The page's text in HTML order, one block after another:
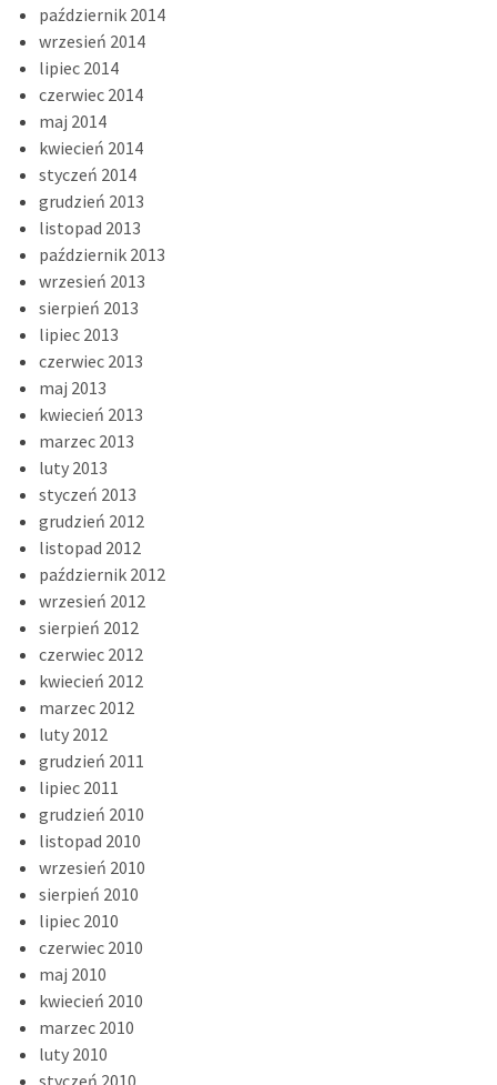
październik 2014
wrzesień 2014
lipiec 2014
czerwiec 2014
maj 2014
kwiecień 2014
styczeń 2014
grudzień 2013
listopad 2013
październik 2013
wrzesień 2013
sierpień 2013
lipiec 2013
czerwiec 2013
maj 2013
kwiecień 2013
marzec 2013
luty 2013
styczeń 2013
grudzień 2012
listopad 2012
październik 2012
wrzesień 2012
sierpień 2012
czerwiec 2012
kwiecień 2012
marzec 2012
luty 2012
grudzień 2011
lipiec 2011
grudzień 2010
listopad 2010
wrzesień 2010
sierpień 2010
lipiec 2010
czerwiec 2010
maj 2010
kwiecień 2010
marzec 2010
luty 2010
styczeń 2010